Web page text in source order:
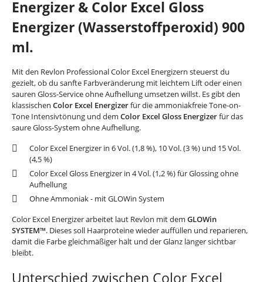
Energizer & Color Excel Gloss
Energizer (Wasserstoffperoxid) 900
ml.
Mit den Revlon Professional Color Excel Energizern steuerst du
gezielt, ob du sanfte Farbveränderung mit leichtem Lift oder einen
sauren Gloss-Service ohne Aufhellung umsetzen willst. Es gibt den
klassischen Color Excel Energizerfür die ammoniakfreie Tone-on-
Tone Intensivtönung und dem Color Excel Gloss Energizerfür das
saure Gloss-System ohne Aufhellung.
Color Excel Energizer in 6 Vol. (1,8 %), 10 Vol. (3 %) und 15 Vol.
(4,5 %)
Color Excel Gloss Energizer in 4 Vol. (1,2 %) für Glossing ohne
Aufhellung
Ohne Ammoniak - mit GLOWin System
Color Excel Energizer arbeitet laut Revlon mit dem GLOWin
SYSTEM™. Dieses soll Haarproteine wieder auffüllen und reparieren,
damit die Farbe gleichmäßiger hält und der Glanz länger sichtbar
bleibt.
Unterschied zwischen Color Excel